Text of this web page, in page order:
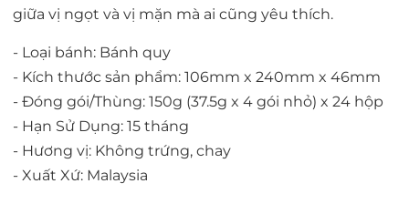
giữa vị ngọt và vị mặn mà ai cũng yêu thích.
- Loại bánh: Bánh quy
- Kích thước sản phẩm: 106mm x 240mm x 46mm
- Đóng gói/Thùng: 150g (37.5g x 4 gói nhỏ) x 24 hộp
- Hạn Sử Dụng: 15 tháng
- Hương vị: Không trứng, chay
- Xuất Xứ: Malaysia